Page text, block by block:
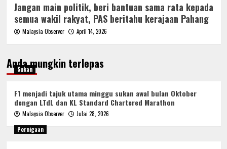
Jangan main politik, beri bantuan sama rata kepada
semua wakil rakyat, PAS beritahu kerajaan Pahang
Malaysia Observer April 14, 2026
Anda mungkin terlepas
Sukan
F1 menjadi tajuk utama minggu sukan awal bulan Oktober
dengan LTdL dan KL Standard Chartered Marathon
Malaysia Observer
Julai 28, 2026
Pernigaan